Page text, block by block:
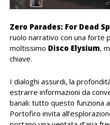
Zero Parades: For Dead
ruolo narrativo con una forte
moltissimo Disco Elysium,
chiave.
I dialoghi assurdi, la
estrarre informazioni da
banali: tutto questo funziona
Portofiro invita